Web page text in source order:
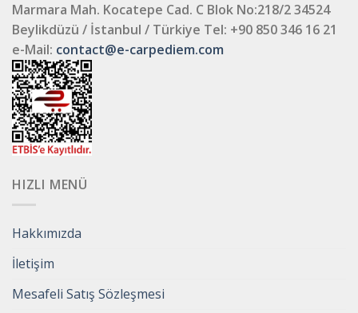
Marmara Mah. Kocatepe Cad. C Blok No:218/2 34524
Beylikdüzü / İstanbul / Türkiye Tel: +90 850 346 16 21
e-Mail: contact@e-carpediem.com
HIZLI MENÜ
Hakkımızda
İletişim
Mesafeli Satış Sözleşmesi